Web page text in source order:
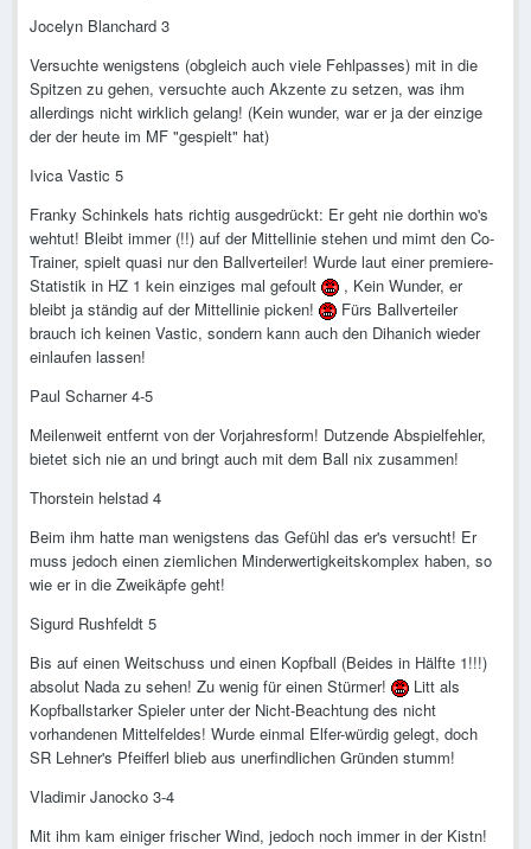
Jocelyn Blanchard 3
Versuchte wenigstens (obgleich auch viele Fehlpasses) mit in die
Spitzen zu gehen, versuchte auch Akzente zu setzen, was ihm
allerdings nicht wirklich gelang! (Kein wunder, war er ja der einzige
der der heute im MF "gespielt" hat)
Ivica Vastic 5
Franky Schinkels hats richtig ausgedrückt: Er geht nie dorthin wo's
wehtut! Bleibt immer (!!) auf der Mittellinie stehen und mimt den Co-
Trainer, spielt quasi nur den Ballverteiler! Wurde laut einer premiere-
Statistik in HZ 1 kein einziges mal gefoult
, Kein Wunder, er
bleibt ja ständig auf der Mittellinie picken!
Fürs Ballverteiler
brauch ich keinen Vastic, sondern kann auch den Dihanich wieder
einlaufen lassen!
Paul Scharner 4-5
Meilenweit entfernt von der Vorjahresform! Dutzende Abspielfehler,
bietet sich nie an und bringt auch mit dem Ball nix zusammen!
Thorstein helstad 4
Beim ihm hatte man wenigstens das Gefühl das er's versucht! Er
muss jedoch einen ziemlichen Minderwertigkeitskomplex haben, so
wie er in die Zweikäpfe geht!
Sigurd Rushfeldt 5
Bis auf einen Weitschuss und einen Kopfball (Beides in Hälfte 1!!!)
absolut Nada zu sehen! Zu wenig für einen Stürmer!
Litt als
Kopfballstarker Spieler unter der Nicht-Beachtung des nicht
vorhandenen Mittelfeldes! Wurde einmal Elfer-würdig gelegt, doch
SR Lehner's Pfeifferl blieb aus unerfindlichen Gründen stumm!
Vladimir Janocko 3-4
Mit ihm kam einiger frischer Wind, jedoch noch immer in der Kistn!